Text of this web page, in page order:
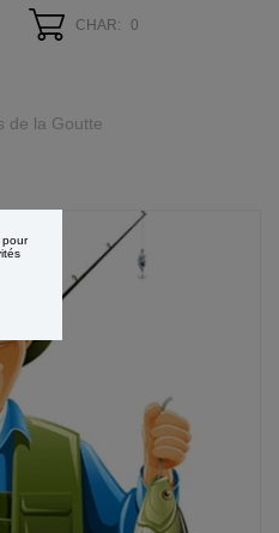
pour
CHAR: 0
de la Goutte